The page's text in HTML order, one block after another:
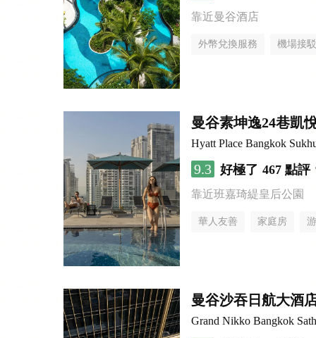
靠近曼谷酒店
外幣兌換服務 機場接
曼谷素坤逸24巷凱
Hyatt Place Bangkok
9.3 好極了 467 點評
靠近班嘉琦緹皇后公園
華人友善 家庭房
曼谷沙吞日航大酒
Grand Nikko Bangkok